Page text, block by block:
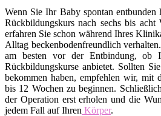
Wenn Sie Ihr Baby spontan entbunden
Rückbildungskurs nach sechs bis acht
erfahren Sie schon während Ihres
Alltag beckenbodenfreundlich
am besten vor der Entbindung, ob
Rückbildungskurse anbietet. Sollten
bekommen haben, empfehlen wir, mit
bis 12 Wochen zu beginnen.
der Operation erst erholen und die
jedem Fall auf Ihren Körper.